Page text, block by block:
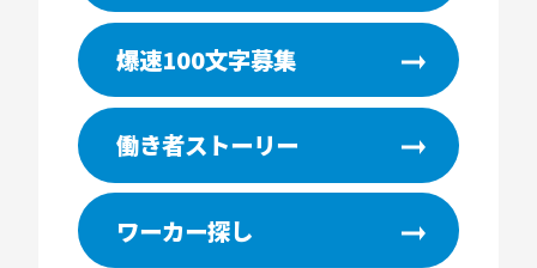
爆速100文字募集
働き者ストーリー
ワーカー探し